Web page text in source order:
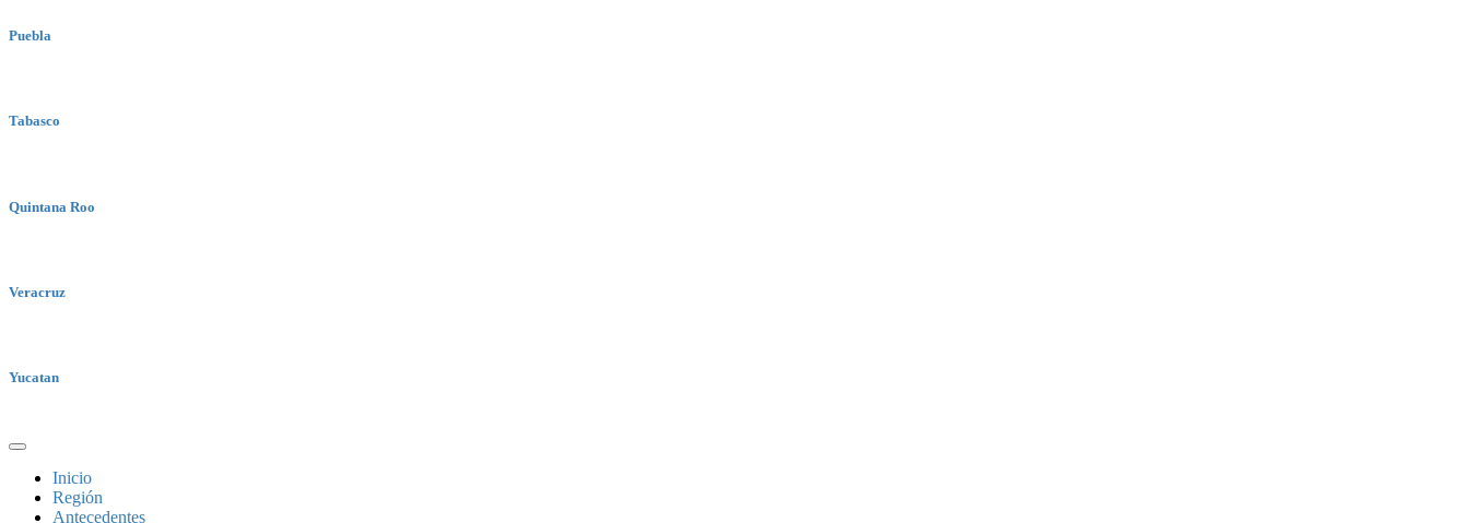
Puebla
Tabasco
Quintana Roo
Veracruz
Yucatan
Inicio
Región
Antecedentes